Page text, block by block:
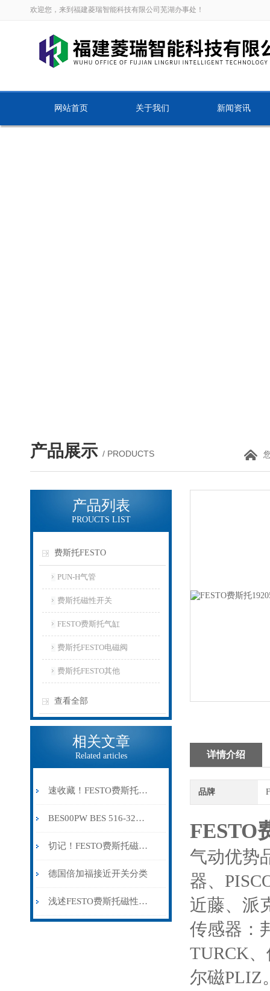
欢迎您，来到福建菱瑞智能科技有限公司芜湖办事处！
网站首页 关于我们 新闻资讯
产品展示 / PRODUCTS
产品列表
PROUCTS LIST
费斯托FESTO
PUN-H气管
费斯托磁性开关
FESTO费斯托气缸
费斯托FESTO电磁阀
费斯托FESTO其他
查看全部
相关文章
Related articles
速收藏！FESTO费斯托气缸常见故障的解决方法分享
BES00PW BES 516-325-G-E4-C-S4-00,5
切记！FESTO费斯托磁性开关出现故障时应及时解决
德国倍加福接近开关分类
浅述FESTO费斯托磁性开关所具备的主要功能
详情介绍
品牌
FESTO
气动优势
器、
近藤、派
传感器：
TURCK
尔磁PLIZ